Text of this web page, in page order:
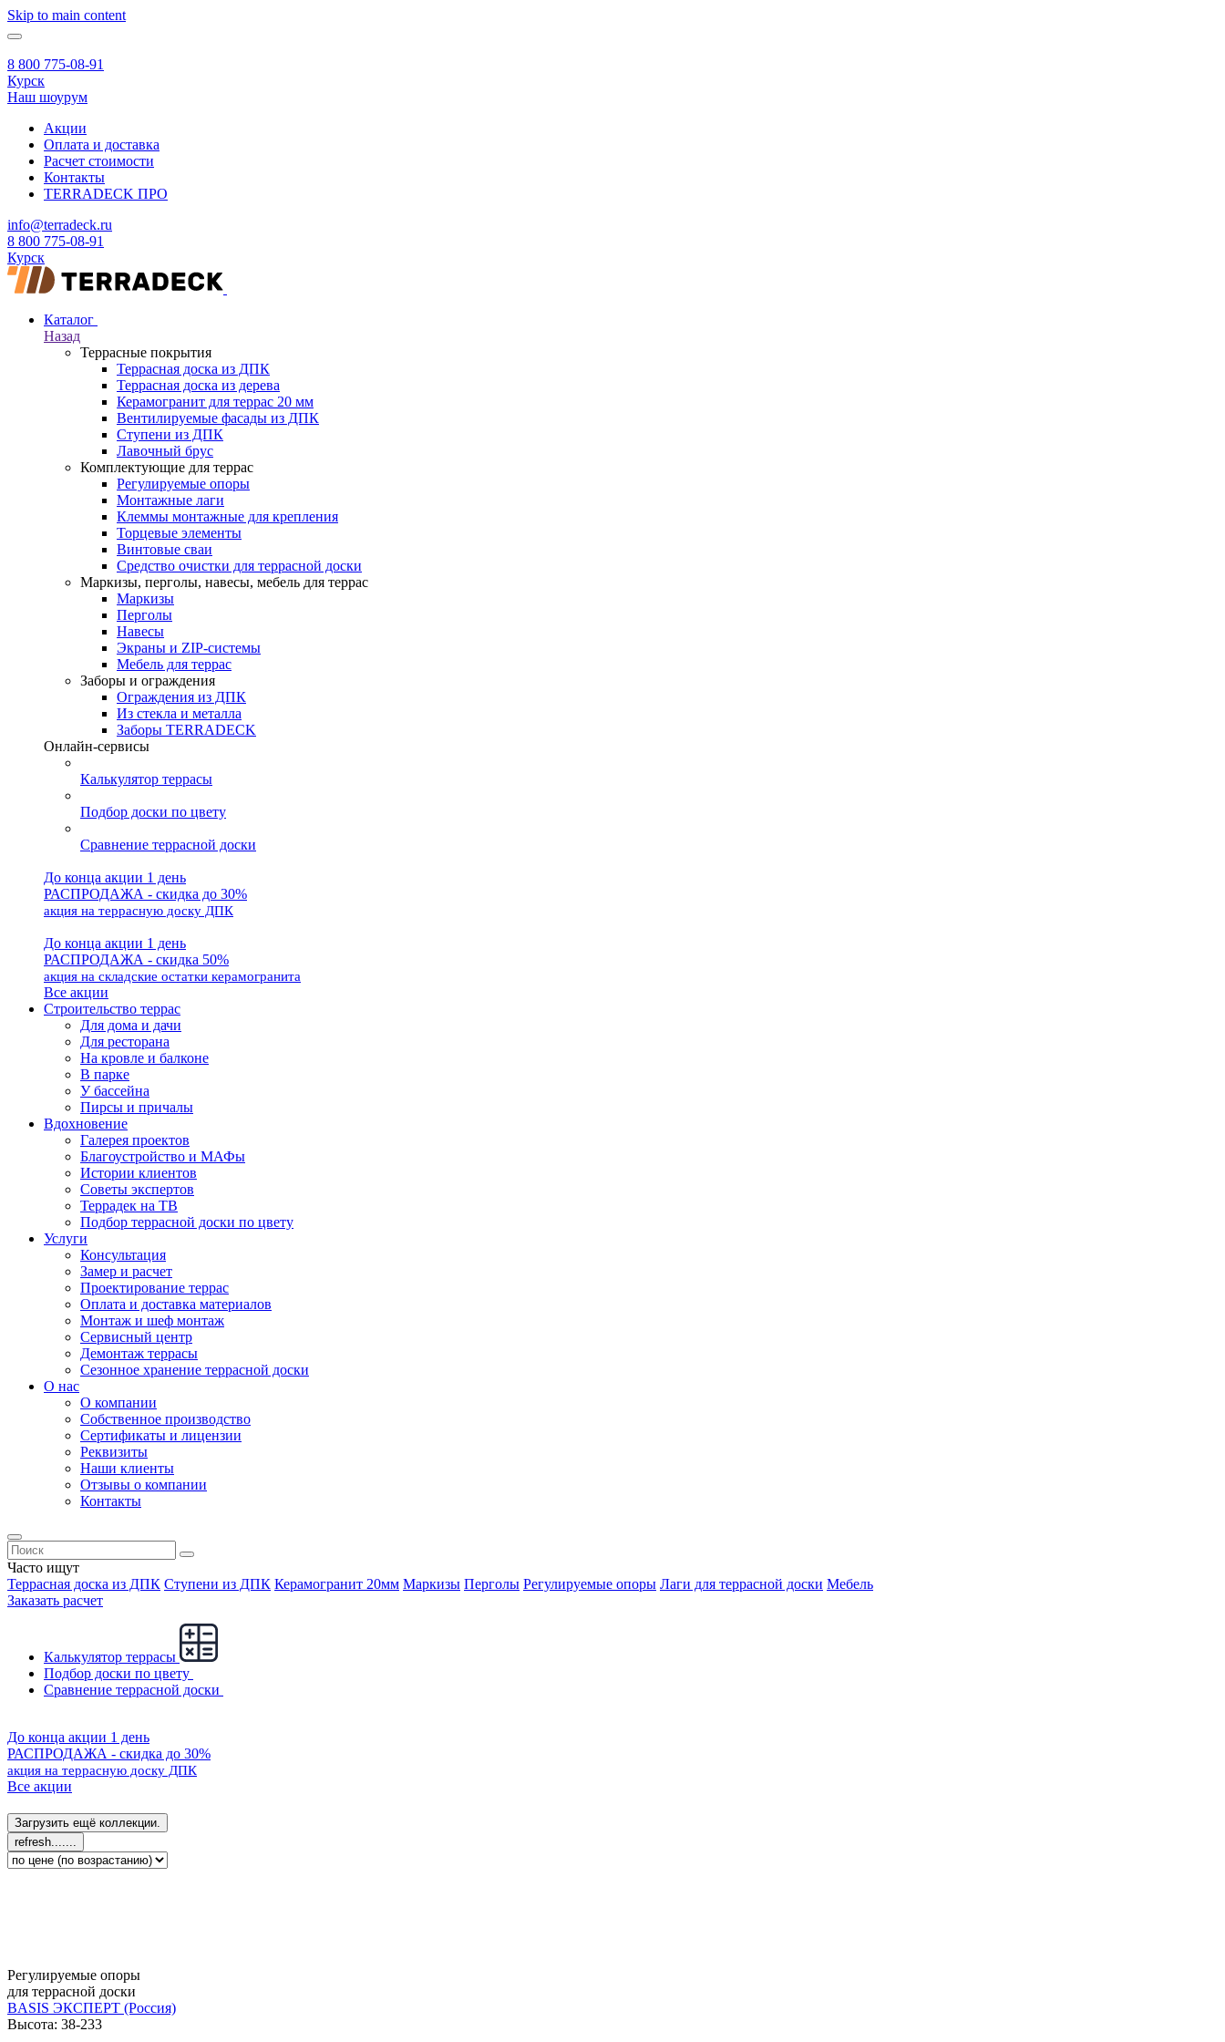
Skip to main content
8 800 775-08-91
Курск
Наш шоурум
Акции
Оплата и доставка
Расчет стоимости
Контакты
TERRADECK ПРО
info@terradeck.ru
8 800 775-08-91
Курск
Каталог
Назад
Террасные покрытия
Террасная доска из ДПК
Террасная доска из дерева
Керамогранит для террас 20 мм
Вентилируемые фасады из ДПК
Ступени из ДПК
Лавочный брус
Комплектующие для террас
Регулируемые опоры
Монтажные лаги
Клеммы монтажные для крепления
Торцевые элементы
Винтовые сваи
Средство очистки для террасной доски
Маркизы, перголы, навесы, мебель для террас
Маркизы
Перголы
Навесы
Экраны и ZIP-системы
Мебель для террас
Заборы и ограждения
Ограждения из ДПК
Из стекла и металла
Заборы TERRADECK
Онлайн-сервисы
Калькулятор террасы
Подбор доски по цвету
Сравнение террасной доски
До конца акции 1 день
РАСПРОДАЖА - скидка до 30%
акция на террасную доску ДПК
До конца акции 1 день
РАСПРОДАЖА - скидка 50%
акция на складские остатки керамогранита
Все акции
Строительство террас
Для дома и дачи
Для ресторана
На кровле и балконе
В парке
У бассейна
Пирсы и причалы
Вдохновение
Галерея проектов
Благоустройство и МАФы
Истории клиентов
Советы экспертов
Террадек на ТВ
Подбор террасной доски по цвету
Услуги
Консультация
Замер и расчет
Проектирование террас
Оплата и доставка материалов
Монтаж и шеф монтаж
Сервисный центр
Демонтаж террасы
Сезонное хранение террасной доски
О нас
О компании
Собственное производство
Сертификаты и лицензии
Реквизиты
Наши клиенты
Отзывы о компании
Контакты
Часто ищут
Террасная доска из ДПК Ступени из ДПК Керамогранит 20мм Маркизы Перголы Регулируемые опоры Лаги для террасной доски Мебель
Заказать расчет
Калькулятор террасы
Подбор доски по цвету
Сравнение террасной доски
До конца акции 1 день
РАСПРОДАЖА - скидка до 30%
акция на террасную доску ДПК
Все акции
Регулируемые опоры
для террасной доски
BASIS ЭКСПЕРТ (Россия)
Высота: 38-233